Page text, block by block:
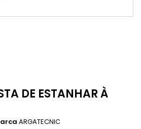
DE ESTANHAR À
ARGATECNIC